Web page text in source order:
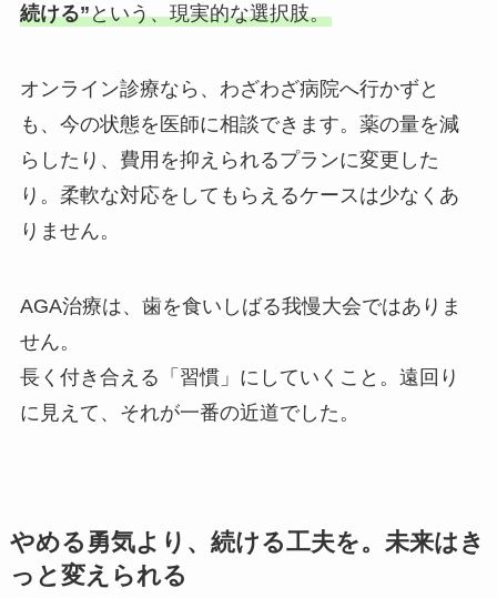
続ける”という、現実的な選択肢。
オンライン診療なら、わざわざ病院へ行かずと
も、今の状態を医師に相談できます。薬の量を減
らしたり、費用を抑えられるプランに変更した
り。柔軟な対応をしてもらえるケースは少なくあ
りません。
AGA治療は、歯を食いしばる我慢大会ではありま
せん。
長く付き合える「習慣」にしていくこと。遠回り
に見えて、それが一番の近道でした。
やめる勇気より、続ける工夫を。未来はき
っと変えられる